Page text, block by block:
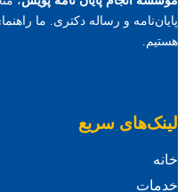
پایان‌نامه و رساله دکتری. ما
هستیم.
لینک‌های سریع
خانه
خدمات